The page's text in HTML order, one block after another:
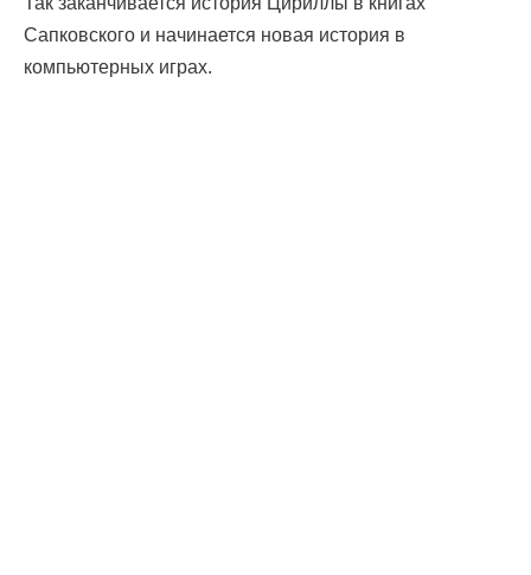
Сапковского и начинается новая история в
компьютерных играх.